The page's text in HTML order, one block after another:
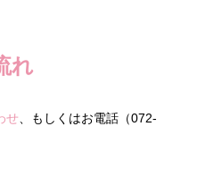
れ
せ 、もしくはお電話（072-